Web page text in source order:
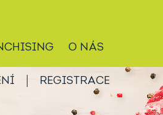
O NÁS
REGISTRACE